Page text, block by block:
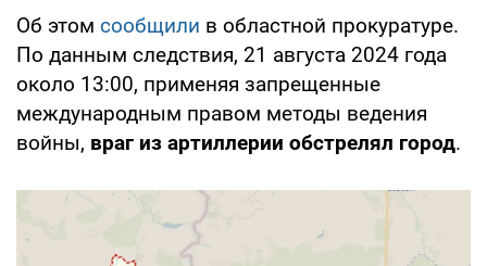
Об этом сообщили в областной прокуратуре.
По данным следствия, 21 августа 2024 года
около 13:00, применяя запрещенные
международным правом методы ведения
войны, враг из артиллерии обстрелял город.